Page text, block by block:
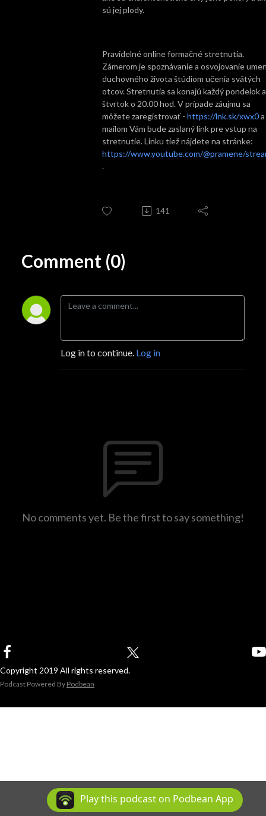
sú jej plody.
Pravidelné online formačné stretnutia.
Zámerom je spoznávanie a osvojovanie
duchovného života štúdiom učenia svätých
otcov. Stretnutia sa konajú každý pondelok a
štvrtok o 20.00 hod. V prípade záujmu sa
môžete zaregistrovať - https://lnk.sk/xwx0
mailom Vám bude zaslaný link pre vstup na
stretnutie. Linku tiež nájdete na stránke:
https://www.youtube.com/@pramene/
.
141
Comment (0)
Log in to continue. Log in
No comments yet. Be the first to say something!
Copyright 2019 All rights reserved.
Podcast Powered By Podbean
Play this podcast on Podbean App